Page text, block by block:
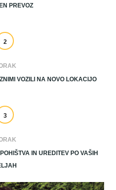
PREVOZ
2
VOZILI NA NOVO LOKACIJO
3
IN UREDITEV PO VAŠIH